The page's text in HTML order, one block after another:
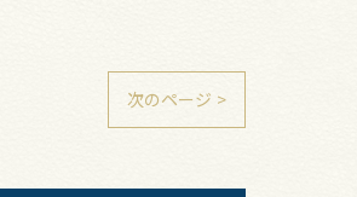
次のページ >